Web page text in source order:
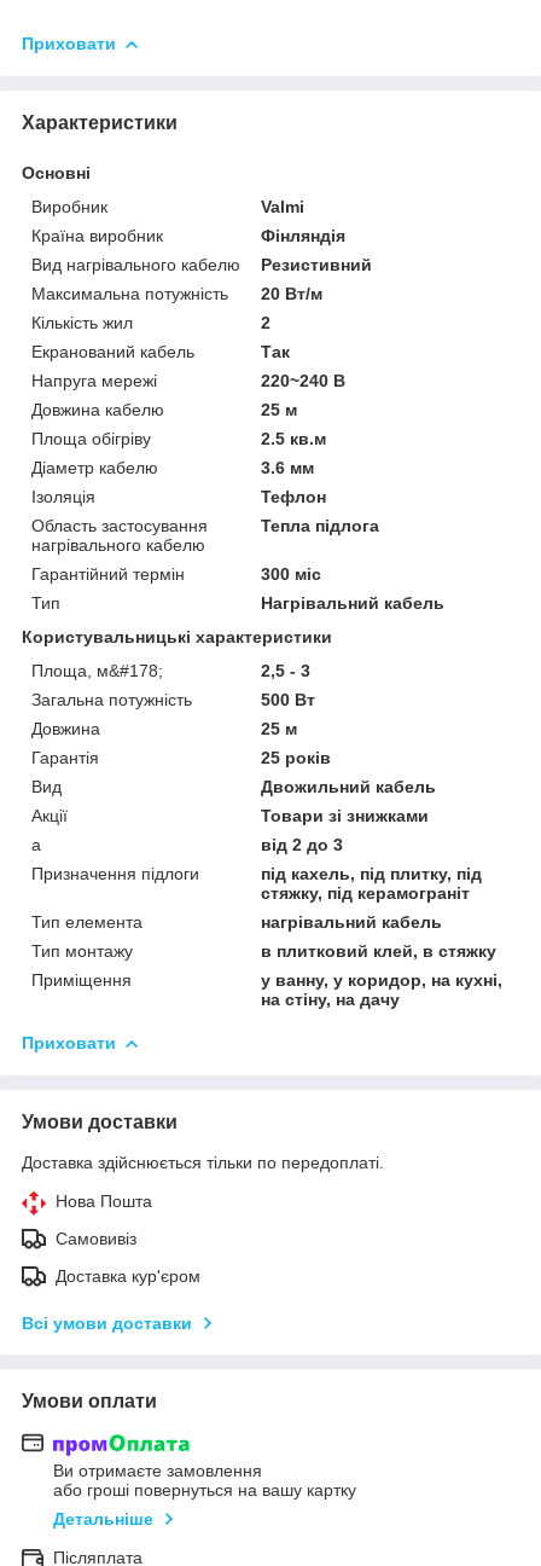
Приховати
Характеристики
Основні
Виробник
Valmi
Країна виробник
Фінляндія
Вид нагрівального кабелю
Резистивний
Максимальна потужність
20 Вт/м
Кількість жил
2
Екранований кабель
Так
Напруга мережі
220~240 В
Довжина кабелю
25 м
Площа обігріву
2.5 кв.м
Діаметр кабелю
3.6 мм
Ізоляція
Тефлон
Область застосування
нагрівального кабелю
Тепла підлога
Гарантійний термін
300 міс
Тип
Нагрівальний кабель
Користувальницькі характеристики
Площа, м&#178;
2,5 - 3
Загальна потужність
500 Вт
Довжина
25 м
Гарантія
25 років
Вид
Двожильний кабель
Акції
Товари зі знижками
а
від 2 до 3
Призначення підлоги
під кахель, під плитку, під
стяжку, під керамограніт
Тип елемента
нагрівальний кабель
Тип монтажу
в плитковий клей, в стяжку
Приміщення
у ванну, у коридор, на кухні,
на стіну, на дачу
Приховати
Умови доставки
Доставка здійснюється тільки по передоплаті.
Нова Пошта
Самовивіз
Доставка кур'єром
Всі умови доставки
Умови оплати
Ви отримаєте замовлення
або гроші повернуться на вашу картку
Детальніше
Післяплата